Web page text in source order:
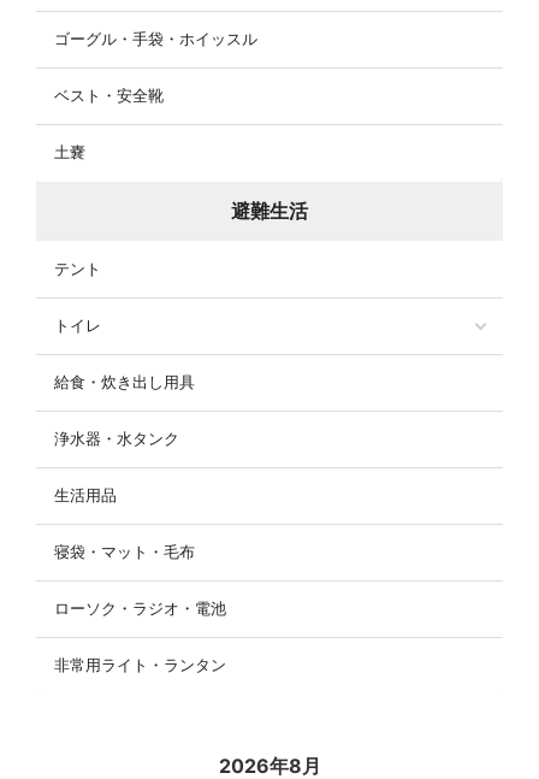
ゴーグル・手袋・ホイッスル
ベスト・安全靴
土嚢
避難生活
テント
トイレ
給食・炊き出し用具
浄水器・水タンク
生活用品
寝袋・マット・毛布
ローソク・ラジオ・電池
非常用ライト・ランタン
2026年8月